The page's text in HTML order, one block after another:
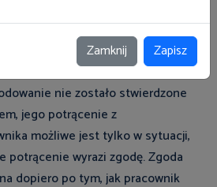
szkody należy wskazać, iż w
nie zostało stwierdzone
jego potrącenie z
możliwe jest tylko w sytuacji,
potrącenie wyrazi zgodę. Zgoda
dopiero po tym, jak pracownik
Zamknij Zapisz